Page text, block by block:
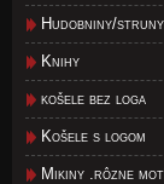
Hudobniny/struny
Knihy
košele bez loga
Košele s logom
Mikiny .rôzne